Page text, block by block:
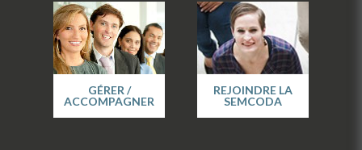
GÉRER /
ACCOMPAGNER
REJOINDRE LA
SEMCODA